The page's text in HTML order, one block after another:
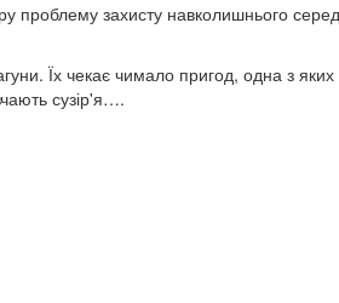
проблему захисту навколишнього
Їх чекає чимало пригод, одна з яких
сузір'я….